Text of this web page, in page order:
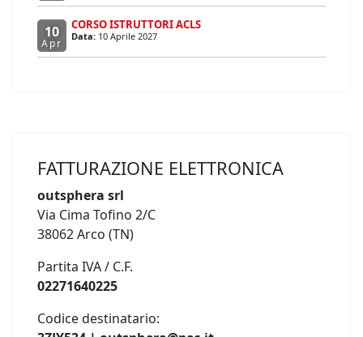
10
Apr
CORSO ISTRUTTORI ACLS
Data: 10 Aprile 2027
FATTURAZIONE ELETTRONICA
outsphera srl
Via Cima Tofino 2/C
38062 Arco (TN)
Partita IVA / C.F.
02271640225
Codice destinatario: